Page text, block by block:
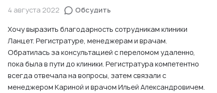
4 августа 2022 Обсудить
Хочу выразить благодарность сотрудникам клиники
Ланцет. Регистратуре, менеджерам и врачам.
Обратилась за консультацией с переломом удаленно,
пока была в пути до клиники. Регистратура компетентно
всегда отвечала на вопросы, затем связали с
менеджером Кариной и врачом Ильей Александровичем.